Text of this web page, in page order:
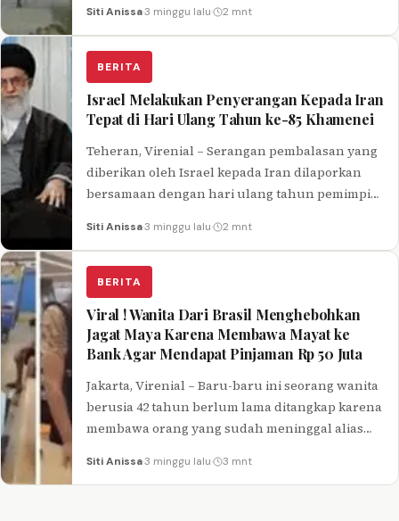
Siti Anissa·3 minggu lalu· 2 mnt
BERITA
Israel Melakukan Penyerangan Kepada Iran
Tepat di Hari Ulang Tahun ke-85 Khamenei
Teheran, Virenial – Serangan pembalasan yang
diberikan oleh Israel kepada Iran dilaporkan
bersamaan dengan hari ulang tahun pemimpin
Siti Anissa·3 minggu lalu· 2 mnt
BERITA
Viral ! Wanita Dari Brasil Menghebohkan
Jagat Maya Karena Membawa Mayat ke
Bank Agar Mendapat Pinjaman Rp 50 Juta
Jakarta, Virenial – Baru-baru ini seorang wanita
berusia 42 tahun berlum lama ditangkap karena
membawa orang yang sudah meninggal alias
Siti Anissa·3 minggu lalu· 3 mnt